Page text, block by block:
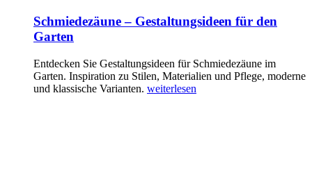
Schmiedezäune – Gestaltungsideen für den
Garten
Entdecken Sie Gestaltungsideen für Schmiedezäune im
Garten. Inspiration zu Stilen, Materialien und Pflege, moderne
und klassische Varianten. weiterlesen